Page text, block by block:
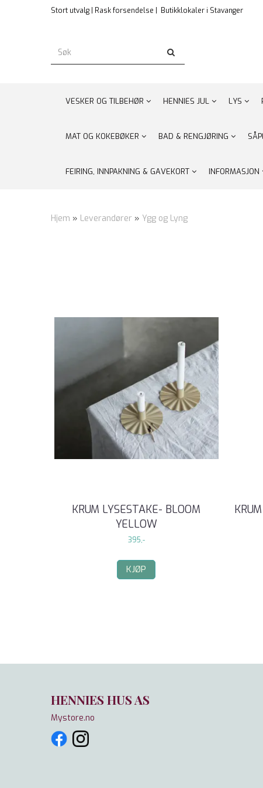
Stort utvalg | Rask forsendelse | Butikklokaler i Stavanger
VESKER OG TILBEHØR HENNIES JUL LYS
MAT OG KOKEBØKER BAD & RENGJØRING
FEIRING, INNPAKNING & GAVEKORT INFORMASJON
Hjem » Leverandører » Ygg og Lyng
KRUM LYSESTAKE- BLOOM
YELLOW
395,-
KJØP
HENNIES HUS AS
Mystore.no